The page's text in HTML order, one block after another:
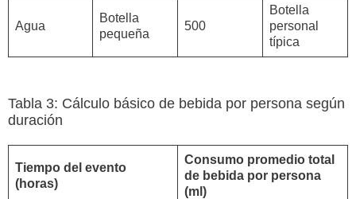
Agua
Botella
pequeña
500
Botella
personal
típica
Tabla 3: Cálculo básico de bebida por persona según
duración
Tiempo del evento
(horas)
Consumo promedio total
de bebida por persona
(ml)